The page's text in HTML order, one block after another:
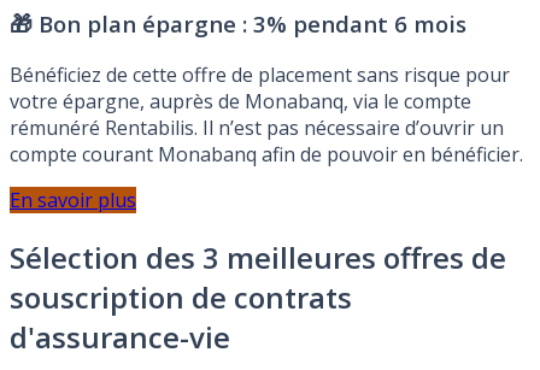
🎁 Bon plan épargne : 3% pendant 6 mois
Bénéficiez de cette offre de placement sans risque pour
votre épargne, auprès de Monabanq, via le compte
rémunéré Rentabilis. Il n’est pas nécessaire d’ouvrir un
compte courant Monabanq afin de pouvoir en bénéficier.
En savoir plus
Sélection des 3 meilleures offres de
souscription de contrats
d'assurance-vie